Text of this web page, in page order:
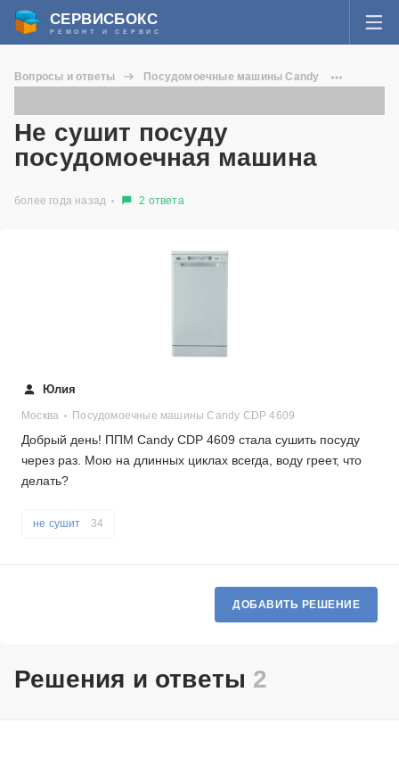
СЕРВИСБОКС
РЕМОНТ И СЕРВИС
Я забыл пароль
Регистрация
ВОПРОСЫ И ОТВЕТЫ
СТАТЬИ О РЕМОНТЕ
Вопросы и ответы
Посудомоечные машины Candy
Не сушит посуду
посудомоечная машина
более года назад 2 ответа
Юлия
Москва Посудомоечные машины Candy CDP 4609
Добрый день! ППМ Candy CDP 4609 стала сушить посуду
через раз. Мою на длинных циклах всегда, воду греет, что
делать?
не сушит 34
ДОБАВИТЬ РЕШЕНИЕ
Решения и ответы 2